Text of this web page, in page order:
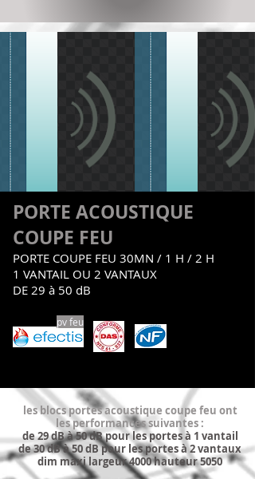
PORTE ACOUSTIQUE
COUPE FEU
PORTE COUPE FEU 30MN / 1 H / 2 H
1 VANTAIL OU 2 VANTAUX
DE 29 à 50 dB
pv feu
les blocs portes acoustique coupe feu ont
les performances suivantes :
de 29 dB à 50 dB pour les portes à 1 vantail
de 30 dB à 50 dB pour les portes à 2 vantaux
dim maxi largeur 4000 hauteur 5050